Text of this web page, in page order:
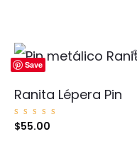
Save
Ranita Lépera Pin
Valorad
o con
$55.00